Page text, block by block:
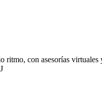
con asesorías